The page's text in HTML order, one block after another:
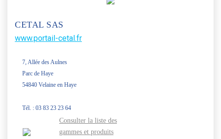
CETAL SAS
www.portail-cetal.fr
7, Allée des Aulnes
Parc de Haye
54840 Velaine en Haye
Tél. : 03 83 23 23 64
Consulter la liste des
gammes et produits